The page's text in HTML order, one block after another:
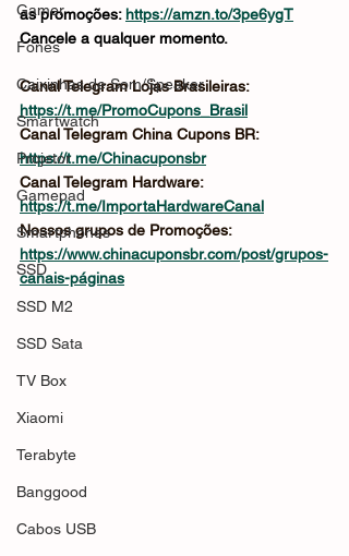
Gamer
Fones
Caixinhas de Som/Speaker
Smartwatch
Projetor
Gamepad
Smartphones
SSD
SSD M2
SSD Sata
TV Box
Xiaomi
Terabyte
Banggood
Cabos USB
as promoções: https://amzn.to/3pe6ygT
Cancele a qualquer momento.
Canal Telegram Lojas Brasileiras:
https://t.me/PromoCupons_Brasil
Canal Telegram China Cupons BR:
https://t.me/Chinacuponsbr
Canal Telegram Hardware:
https://t.me/ImportaHardwareCanal
Nossos grupos de Promoções:
https://www.chinacuponsbr.com/post/grupos-
canais-páginas